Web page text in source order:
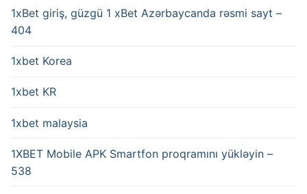
1xBet giriş, güzgü 1 xBet Azərbaycanda rəsmi sayt –
404
1xbet Korea
1xbet KR
1xbet malaysia
1XBET Mobile APK Smartfon proqramını yükləyin –
538